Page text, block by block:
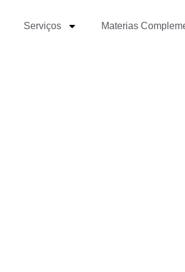
Serviços Materias